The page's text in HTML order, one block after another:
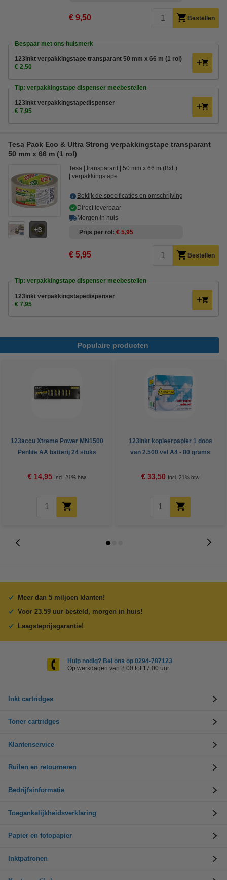
€ 9,50 Bestellen
Bespaar met ons huismerk
123inkt verpakkingstape transparant 50 mm x 66 m (1 rol)
€ 2,50
Tip: verpakkingstape dispenser meebestellen
123inkt verpakkingstapedispenser
€ 7,95
Tesa Pack Eco & Ultra Strong verpakkingstape transparant
50 mm x 66 m (1 rol)
3
Tesa transparant
50 mm x 66 m (BxL)
verpakkingstape
Bekijk de specificaties en omschrijving
Direct leverbaar
Morgen in huis
Prijs per rol
€ 5,95
€ 5,95 Bestellen
Tip: verpakkingstape dispenser meebestellen
123inkt verpakkingstapedispenser
€ 7,95
Populaire producten
123accu Xtreme Power MN1500
Penlite AA batterij 24 stuks
€ 14,95 Incl. 21% btw
123inkt kopieerpapier 1 doos
van 2.500 vel A4 - 80 grams
€ 33,50 Incl. 21% btw
Meer dan 5 miljoen klanten!
Voor 23.59 uur besteld, morgen in huis!
Laagsteprijsgarantie!
Hulp nodig? Bel ons op 0294-787123
Op werkdagen van 8.00 tot 17.00 uur
Inkt cartridges
Toner cartridges
Klantenservice
Ruilen en retourneren
Bedrijfsinformatie
Toegankelijkheidsverklaring
Papier en fotopapier
Inktpatronen